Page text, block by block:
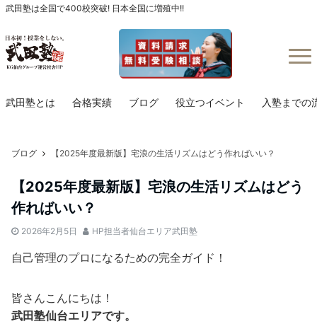
武田塾は全国で400校突破! 日本全国に増殖中!!
武田塾とは 合格実績 ブログ 役立つイベント 入塾までの
ブログ 【2025年度最新版】宅浪の生活リズムはどう作ればいい？
【2025年度最新版】宅浪の生活リズムはどう
作ればいい？
2026年2月5日 HP担当者仙台エリア武田塾
自己管理のプロになるための完全ガイド！
皆さんこんにちは！
武田塾仙台エリアです。